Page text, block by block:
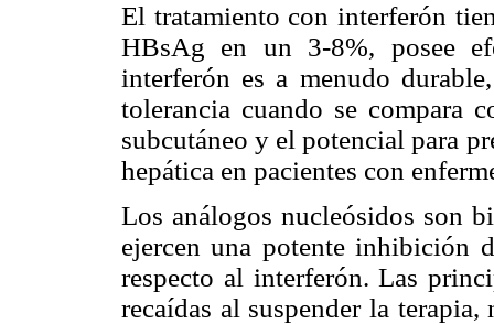
El tratamiento con interferón
HBsAg en un 3-8%, posee
interferón es a menudo
tolerancia cuando se compara
subcutáneo y el potencial para
hepática en pacientes con
Los análogos nucleósidos son
ejercen una potente inhibición
respecto al interferón. Las
recaídas al suspender la